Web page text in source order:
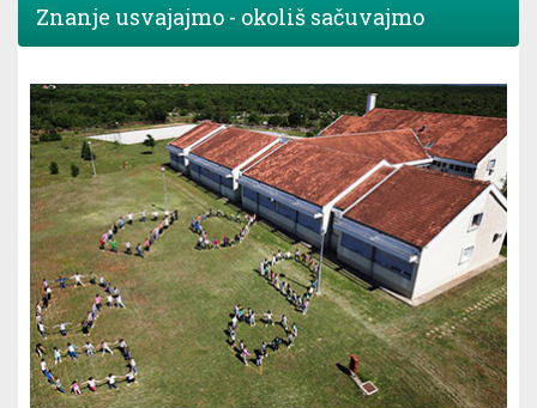
Znanje usvajajmo - okoliš sačuvajmo